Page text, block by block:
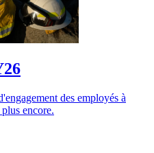
des employés à
encore.